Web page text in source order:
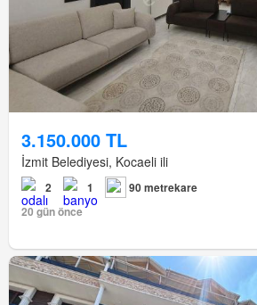
3.150.000 TL
İzmit Belediyesi, Kocaeli ili
2 1
90 metrekare
20 gün önce